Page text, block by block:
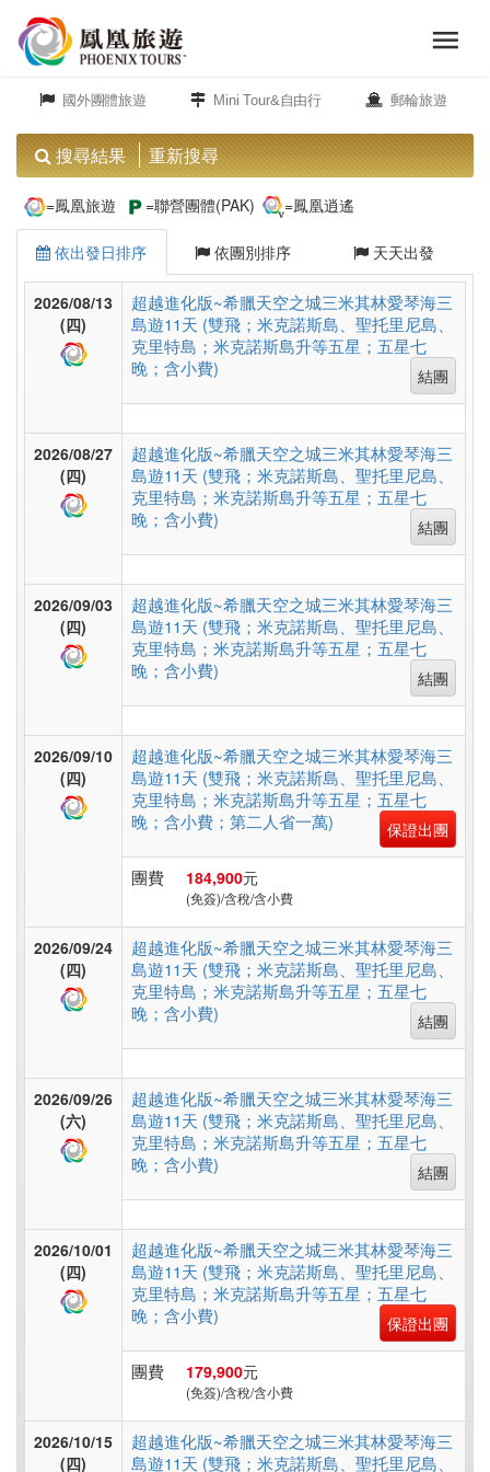
menu
國外團體旅遊 Mini Tour&自由行 郵輪旅遊
旅
道
close
歐
洲
美
嶼.
紐
西.
東
日
搜尋結果 重新搜尋
=鳳凰旅遊 =聯營團體(PAK) =鳳凰逍遙
依出發日排序 依團別排序 天天出發
2026/08/13
(四)
超越進化版~希臘天空之城三米其林愛琴海三
島遊11天 (雙飛；米克諾斯島、聖托里尼島、
克里特島；米克諾斯島升等五星；五星七
晚；含小費)
結團
2026/08/27
(四)
超越進化版~希臘天空之城三米其林愛琴海三
島遊11天 (雙飛；米克諾斯島、聖托里尼島、
克里特島；米克諾斯島升等五星；五星七
晚；含小費)
結團
2026/09/03
(四)
超越進化版~希臘天空之城三米其林愛琴海三
島遊11天 (雙飛；米克諾斯島、聖托里尼島、
克里特島；米克諾斯島升等五星；五星七
晚；含小費)
結團
2026/09/10
(四)
超越進化版~希臘天空之城三米其林愛琴海三
島遊11天 (雙飛；米克諾斯島、聖托里尼島、
克里特島；米克諾斯島升等五星；五星七
晚；含小費；第二人省一萬)
保證出團
團費 184,900元
(免簽)/含稅/含小費
2026/09/24
(四)
超越進化版~希臘天空之城三米其林愛琴海三
島遊11天 (雙飛；米克諾斯島、聖托里尼島、
克里特島；米克諾斯島升等五星；五星七
晚；含小費)
結團
2026/09/26
(六)
超越進化版~希臘天空之城三米其林愛琴海三
島遊11天 (雙飛；米克諾斯島、聖托里尼島、
克里特島；米克諾斯島升等五星；五星七
晚；含小費)
結團
2026/10/01
(四)
超越進化版~希臘天空之城三米其林愛琴海三
島遊11天 (雙飛；米克諾斯島、聖托里尼島、
克里特島；米克諾斯島升等五星；五星七
晚；含小費)
保證出團
團費 179,900元
(免簽)/含稅/含小費
2026/10/15
(四)
超越進化版~希臘天空之城三米其林愛琴海三
島遊11天 (雙飛；米克諾斯島、聖托里尼島、